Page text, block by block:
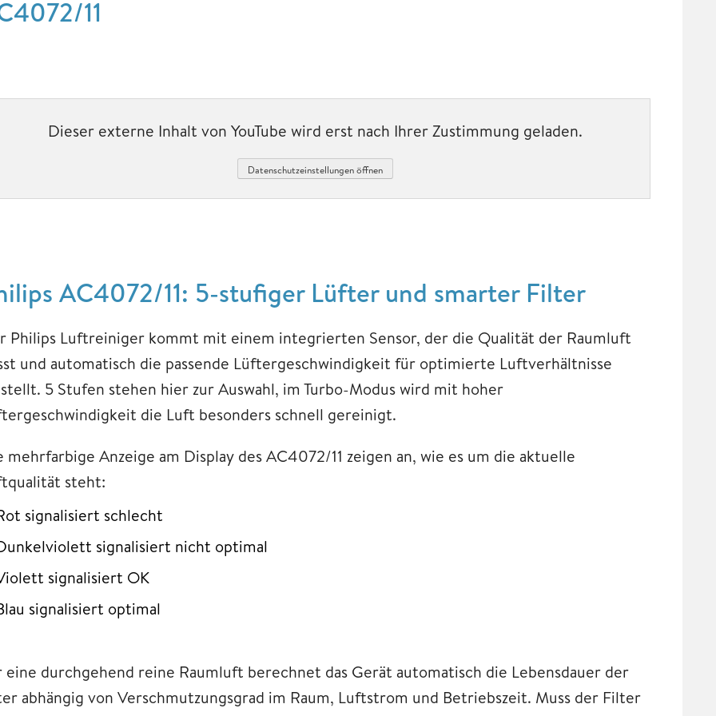
11
Dieser externe Inhalt von YouTube wird erst nach Ihrer Zustimmung geladen.
Datenschutzeinstellungen öffnen
AC4072/11: 5-stufiger Lüfter und smarter Filter
Philips Luftreiniger kommt mit einem integrierten Sensor, der die Qualität der Raumluft
und automatisch die passende Lüftergeschwindigkeit für optimierte Luftverhältnisse
5 Stufen stehen hier zur Auswahl, im Turbo-Modus wird mit hoher
die Luft besonders schnell gereinigt.
mehrfarbige Anzeige am Display des AC4072/11 zeigen an, wie es um die aktuelle
steht:
signalisiert schlecht
signalisiert nicht optimal
signalisiert OK
signalisiert optimal
eine durchgehend reine Raumluft berechnet das Gerät automatisch die Lebensdauer der
abhängig von Verschmutzungsgrad im Raum, Luftstrom und Betriebszeit. Muss der Filter